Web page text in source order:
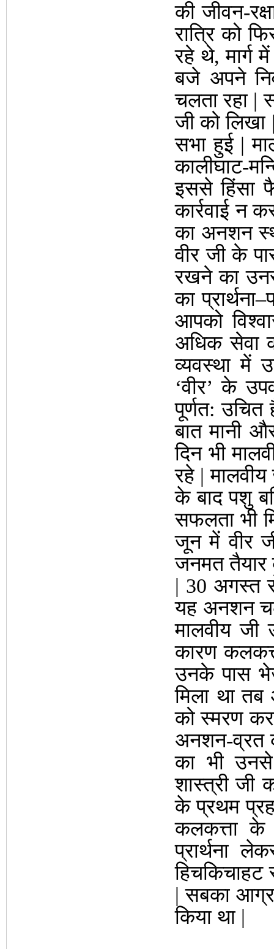
की जीवन-
रात्रि को
रहे थे, मार्ग
बजे अपने
चलता रहा |
जी को लिखा
सभा हुई |
कालीघाट-
इससे हिंसा
कार्रवाई न
का अनशन
वीर जी के
रखने का
का
आपको
अधिक सेवा
व्यवस्था में
‘वीर’ के
पूर्णत: उचित
बात मानी
दिन भी
रहे |
के बाद पशु
सफलता भी
जून में वीर
जनमत तैयार
| 30 अगस्त
यह अनशन
मालवीय जी
कारण
उनके पास
मिला था
को स्मरण
अनशन-व्रत
का भी
शास्त्री जी
के प्रथम
कलकत्ता के
प्रार्थना
हिचकिचाहट
| सबका
किया था |